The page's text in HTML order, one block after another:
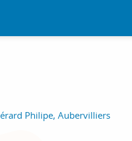
Philipe, Aubervilliers